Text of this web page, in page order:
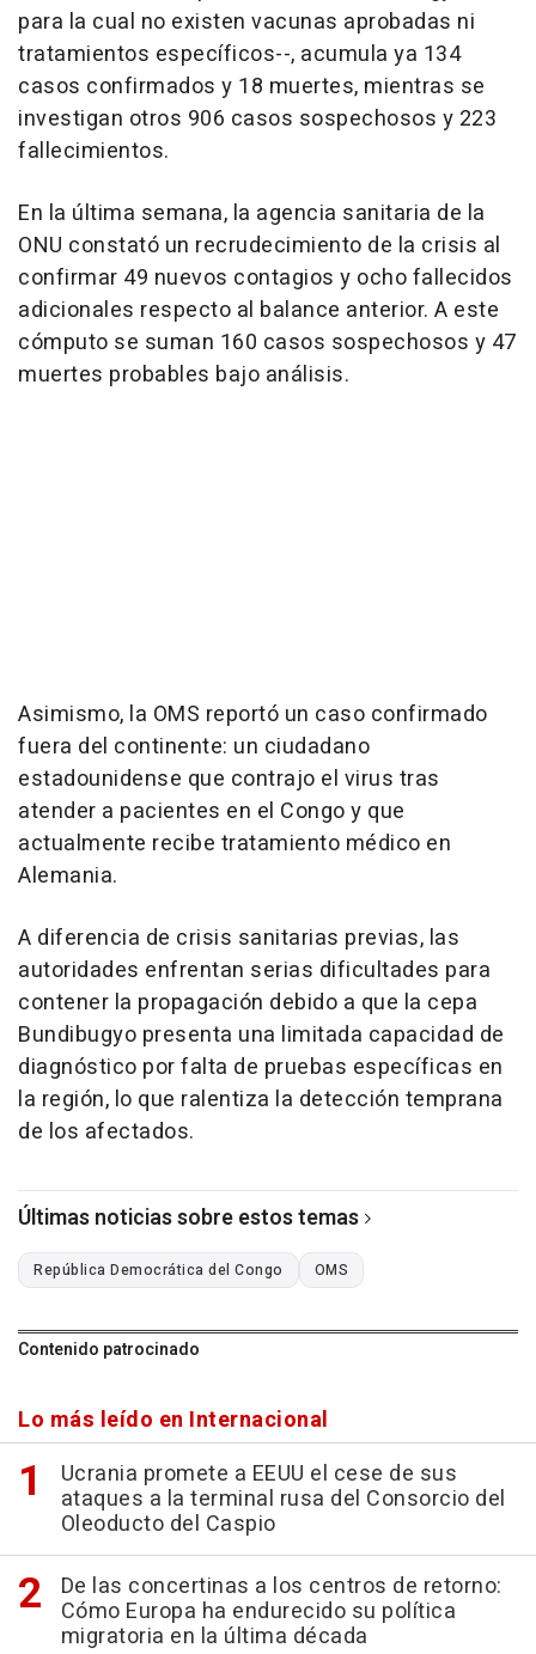
para la cual no existen vacunas aprobadas ni
tratamientos específicos--, acumula ya 134
casos confirmados y 18 muertes, mientras se
investigan otros 906 casos sospechosos y 223
fallecimientos.
En la última semana, la agencia sanitaria de la
ONU constató un recrudecimiento de la crisis al
confirmar 49 nuevos contagios y ocho fallecidos
adicionales respecto al balance anterior. A este
cómputo se suman 160 casos sospechosos y 47
muertes probables bajo análisis.
Asimismo, la OMS reportó un caso confirmado
fuera del continente: un ciudadano
estadounidense que contrajo el virus tras
atender a pacientes en el Congo y que
actualmente recibe tratamiento médico en
Alemania.
A diferencia de crisis sanitarias previas, las
autoridades enfrentan serias dificultades para
contener la propagación debido a que la cepa
Bundibugyo presenta una limitada capacidad de
diagnóstico por falta de pruebas específicas en
la región, lo que ralentiza la detección temprana
de los afectados.
Últimas noticias sobre estos temas
República Democrática del Congo OMS
Contenido patrocinado
Lo más leído en Internacional
Ucrania promete a EEUU el cese de sus
ataques a la terminal rusa del Consorcio del
Oleoducto del Caspio
De las concertinas a los centros de retorno:
Cómo Europa ha endurecido su política
migratoria en la última década